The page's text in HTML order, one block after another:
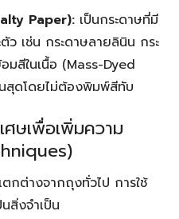
Paper): เป็นกระดาษที่มี
เช่น กระดาษลายลินิน กระ
มสีในเนื้อ (Mass-Dyed
สุดโดยไม่ต้องพิมพ์สีทับ
ษเพื่อเพิ่มความ
กต่างจากถุงทั่วไป การใช้
สิ่งจำเป็น